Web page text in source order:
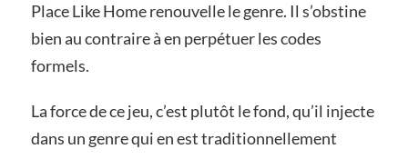
Place Like Home renouvelle le genre. Il s’obstine
bien au contraire à en perpétuer les codes
formels.
La force de ce jeu, c’est plutôt le fond, qu’il injecte
dans un genre qui en est traditionnellement